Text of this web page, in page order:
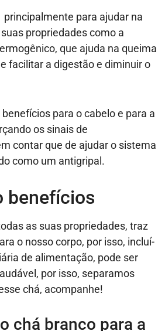
para ajudar na
propriedades como a
que ajuda na queima
facilitar a digestão e diminuir o
para o cabelo e para a
os sinais de
contar que de ajudar o sistema
como um antigripal.
benefícios
as suas propriedades, traz
o nosso corpo, por isso, incluí-
de alimentação, pode ser
por isso, separamos
chá, acompanhe!
chá branco para a